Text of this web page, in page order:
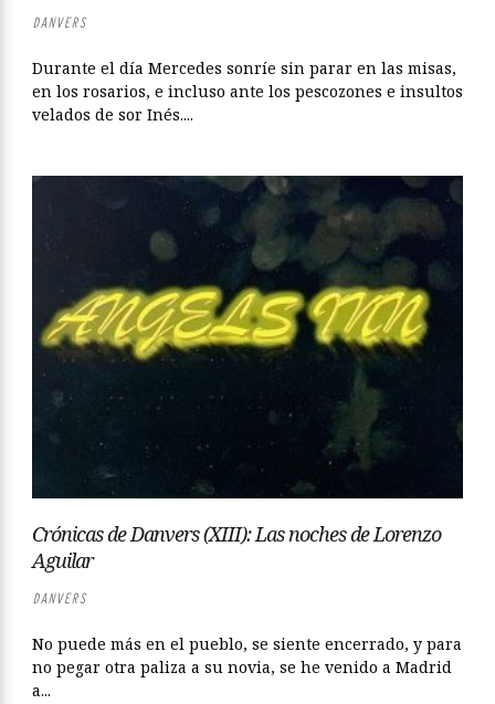
DANVERS
Durante el día Mercedes sonríe sin parar en las misas,
en los rosarios, e incluso ante los pescozones e insultos
velados de sor Inés....
Crónicas de Danvers (XIII): Las noches de Lorenzo
Aguilar
DANVERS
No puede más en el pueblo, se siente encerrado, y para
no pegar otra paliza a su novia, se he venido a Madrid
a...